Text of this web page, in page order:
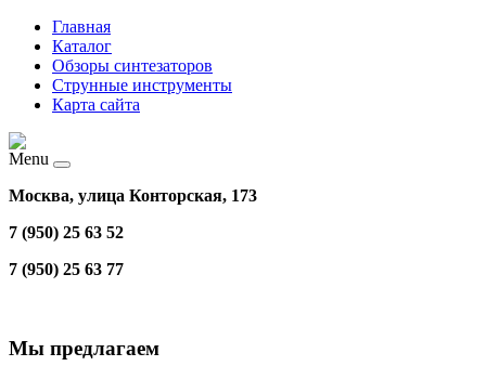
Главная
Каталог
Обзоры синтезаторов
Струнные инструменты
Карта сайта
Menu
Москва, улица Конторская, 173
7 (950) 25 63 52
7 (950) 25 63 77
Мы предлагаем